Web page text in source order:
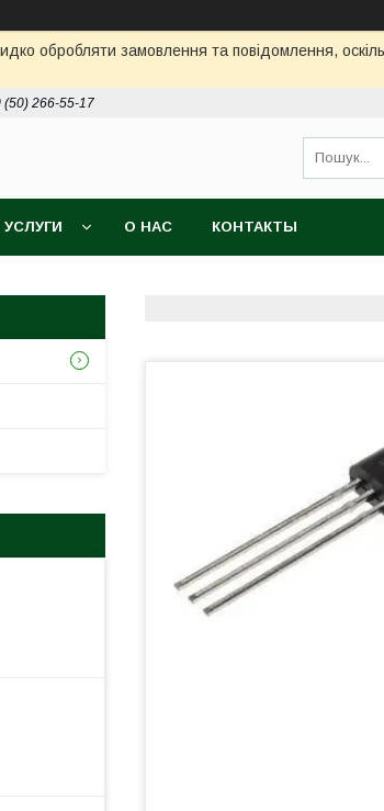
обробляти замовлення та повідомлення,
(50) 266-55-17
О НАС КОНТАКТЫ